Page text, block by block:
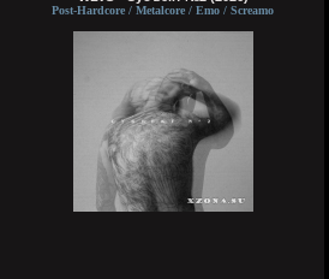
Post-Hardcore / Metalcore / Emo / Screamo